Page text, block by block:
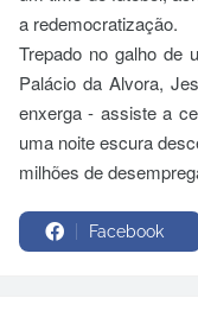
a redemocratização.
Trepado no galho de
Palácio da Alvora,
enxerga - assiste a
uma noite escura
milhões de
Facebook